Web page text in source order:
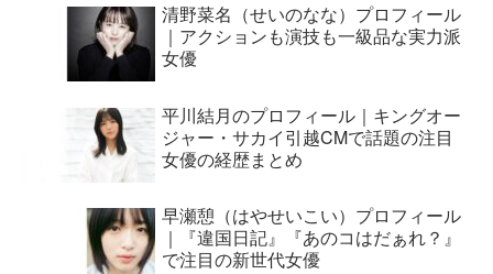
清野菜名（せいのなな）プロフィール
｜アクションも演技も一級品な実力派
女優
平川結月のプロフィール｜キングオー
ジャー・サカイ引越CMで話題の注目
女優の経歴まとめ
早瀬憩（はやせいこい）プロフィール
｜『違国日記』『あのコはだぁれ？』
で注目の新世代女優